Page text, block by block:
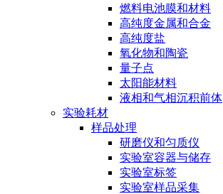
燃料电池膜和材料
高纯度金属和合金
高纯度盐
氧化物和陶瓷
量子点
太阳能材料
液相和气相沉积前体
实验耗材
样品处理
研磨仪和匀质仪
实验室容器与储存
实验室标签
实验室样品采集